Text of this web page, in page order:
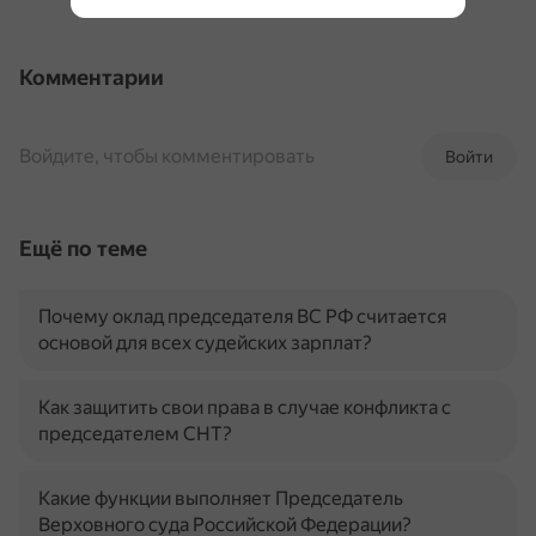
Комментарии
Войти
Войдите, чтобы комментировать
Ещё по теме
Почему оклад председателя ВС РФ считается
основой для всех судейских зарплат?
Как защитить свои права в случае конфликта с
председателем СНТ?
Какие функции выполняет Председатель
Верховного суда Российской Федерации?